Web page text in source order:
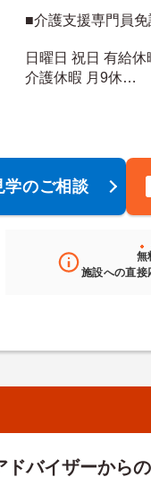
■介護支援専門員
日曜日 祝日 有給
介護休暇 月9休
学のご相談
無
施設への直接
ドバイザーから